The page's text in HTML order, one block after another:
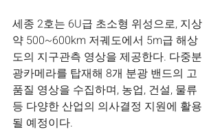
세종 2호는 6U급 초소형 위성으로, 지상
약 500~600km 저궤도에서 5m급 해상
도의 지구관측 영상을 제공한다. 다중분
광카메라를 탑재해 8개 분광 밴드의 고
품질 영상을 수집하며, 농업, 건설, 물류
등 다양한 산업의 의사결정 지원에 활용
될 예정이다.